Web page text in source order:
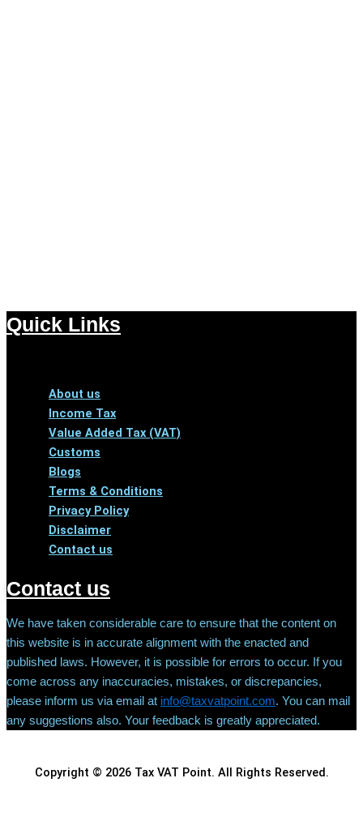
Quick Links
About us
Income Tax
Value Added Tax (VAT)
Customs
Blogs
Terms & Conditions
Privacy Policy
Disclaimer
Contact us
Contact us
We have taken considerable care to ensure that the content on
this website is in accurate alignment with the enacted and
published laws. However, it is possible for errors to occur. If you
come across any inaccuracies, mistakes, or discrepancies,
please inform us via email at info@taxvatpoint.com. You can mail
any suggestions also. Your feedback is greatly appreciated.
Copyright © 2026 Tax VAT Point. All Rights Reserved.